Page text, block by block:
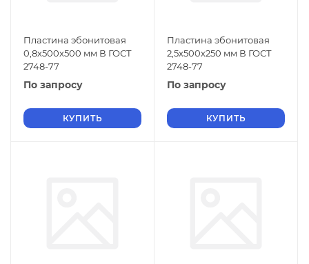
Пластина эбонитовая
0,8х500х500 мм В ГОСТ
2748-77
По запросу
КУПИТЬ
Пластина эбонитовая
2,5х500х250 мм В ГОСТ
2748-77
По запросу
КУПИТЬ